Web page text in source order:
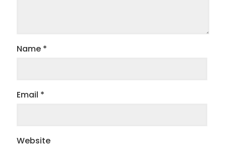
Name *
Email *
Website